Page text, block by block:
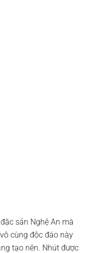
sản Nghệ An mà
cùng độc đáo này
tạo nên. Nhút được